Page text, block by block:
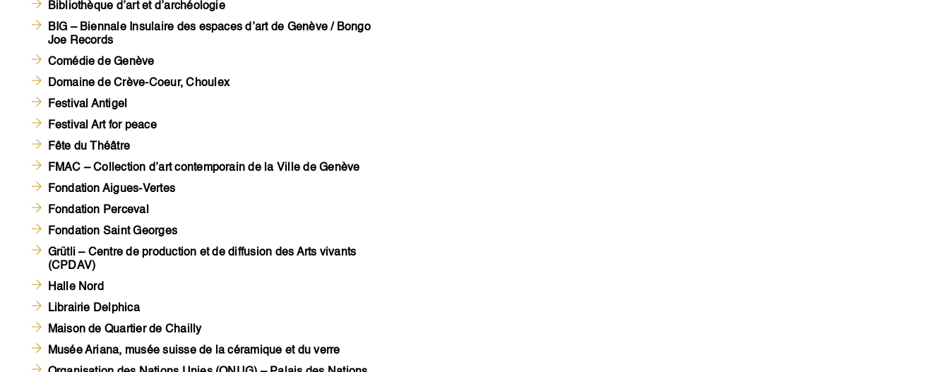
Bibliothèque d’art et d’archéologie
BIG – Biennale Insulaire des espaces d’art de Genève / Bongo
Joe Records
Comédie de Genève
Domaine de Crève-Coeur, Choulex
Festival Antigel
Festival Art for peace
Fête du Théâtre
FMAC – Collection d’art contemporain de la Ville de Genève
Fondation Aigues-Vertes
Fondation Perceval
Fondation Saint Georges
Grütli – Centre de production et de diffusion des Arts vivants
(CPDAV)
Halle Nord
Librairie Delphica
Maison de Quartier de Chailly
Musée Ariana, musée suisse de la céramique et du verre